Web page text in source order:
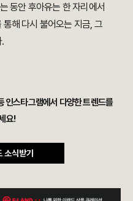
동안 후아유는 한 자리에서
해 다시 불어오는 지금, 그
스타그램에서 다양한 트렌드를
요!
소식받기